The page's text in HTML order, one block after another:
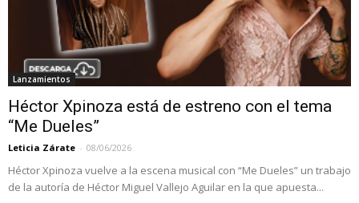
Lanzamientos
Héctor Xpinoza está de estreno con el tema
“Me Dueles”
Leticia Zárate - 08/06/2026
Héctor Xpinoza vuelve a la escena musical con “Me Dueles” un trabajo
de la autoría de Héctor Miguel Vallejo Aguilar en la que apuesta...